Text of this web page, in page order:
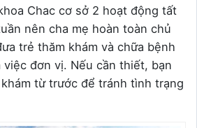
Chac cơ sở 2 hoạt động tất
nên cha mẹ hoàn toàn chủ
trẻ thăm khám và chữa bệnh
đơn vị. Nếu cần thiết, bạn
từ trước để tránh tình trạng